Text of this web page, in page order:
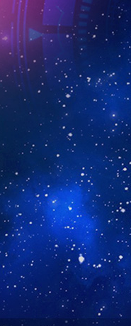
生态环境 一带一路
大国保险 云顶对话 云
栏目 片库